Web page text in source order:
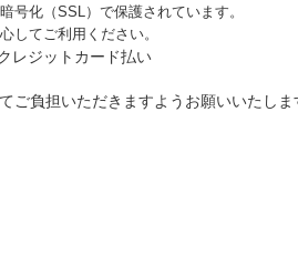
号化（SSL）で保護されています。
してご利用ください。
ご負担いただきますようお願いいたしま